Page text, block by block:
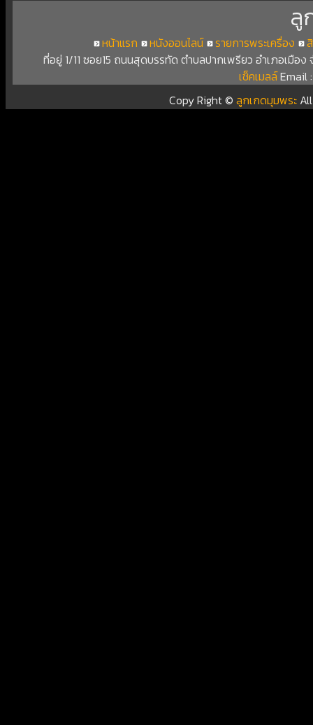
ลู
หน้าแรก หนังออนไลน์ รายการพระเครื่อง
ที่อยู่ 1/11 ซอย15 ถนนสุดบรรทัด ตำบลปากเพรียว อำเภอเมือ
เช็คเมลล์Email
Copy Right ©ลูกเกดมุมพระ